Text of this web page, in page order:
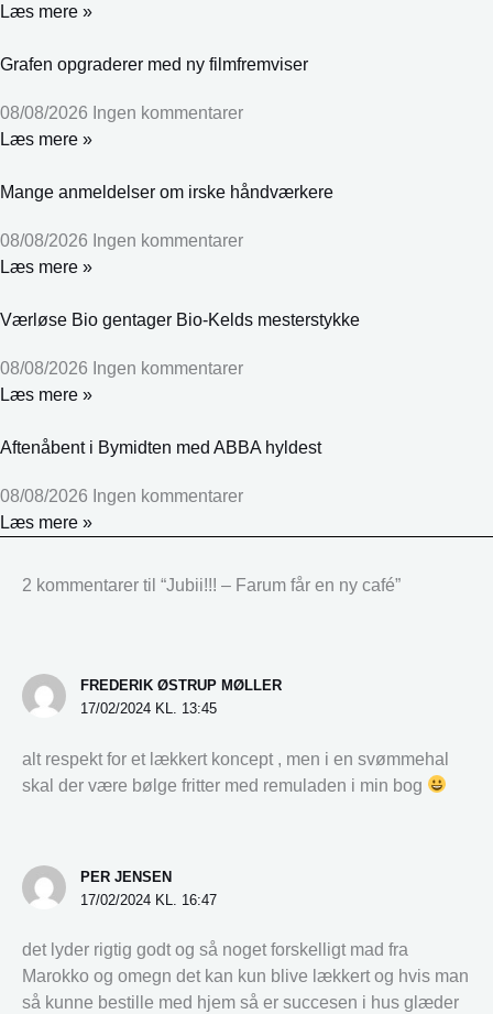
Læs mere »
Grafen opgraderer med ny filmfremviser
08/08/2026 Ingen kommentarer
Læs mere »
Mange anmeldelser om irske håndværkere
08/08/2026 Ingen kommentarer
Læs mere »
Værløse Bio gentager Bio-Kelds mesterstykke
08/08/2026 Ingen kommentarer
Læs mere »
Aftenåbent i Bymidten med ABBA hyldest
08/08/2026 Ingen kommentarer
Læs mere »
2 kommentarer til “Jubii!!! – Farum får en ny café”
FREDERIK ØSTRUP MØLLER
17/02/2024 KL. 13:45
alt respekt for et lækkert koncept , men i en svømmehal
skal der være bølge fritter med remuladen i min bog
PER JENSEN
17/02/2024 KL. 16:47
det lyder rigtig godt og så noget forskelligt mad fra
Marokko og omegn det kan kun blive lækkert og hvis man
så kunne bestille med hjem så er succesen i hus glæder